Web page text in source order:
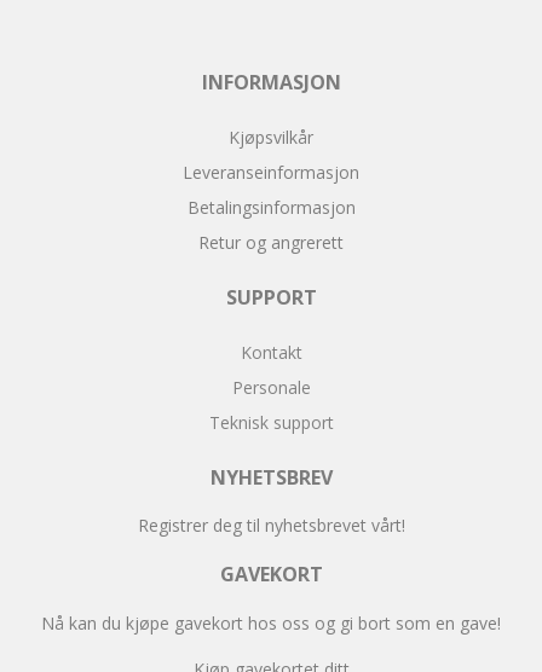
INFORMASJON
Kjøpsvilkår
Leveranseinformasjon
Betalingsinformasjon
Retur og angrerett
SUPPORT
Kontakt
Personale
Teknisk support
NYHETSBREV
Registrer deg til nyhetsbrevet vårt!
GAVEKORT
Nå kan du kjøpe gavekort hos oss og gi bort som en gave!